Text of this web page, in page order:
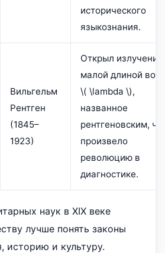
исторического
языкознания.
Вильгельм
Рентген
(1845–
1923)
Открыл излучение
малой длиной
\( \lambda \),
названное
рентгеновским,
произвело
революцию в
диагностике.
наук в XIX веке
лучше понять законы
историю и культуру.